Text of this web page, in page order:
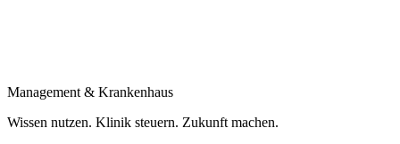
Management & Krankenhaus
Wissen nutzen. Klinik steuern. Zukunft machen.